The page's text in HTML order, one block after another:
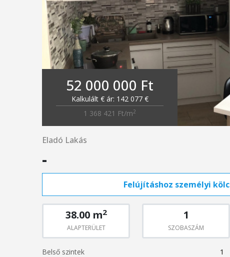
52 000 000 Ft
Kalkulált € ár: 142 077 €
1 368 421 Ft/m2
Eladó Lakás
-
Felújításhoz személyi
38.00 m2
ALAPTERÜLET
1
SZOBASZÁM
Belső szintek
1